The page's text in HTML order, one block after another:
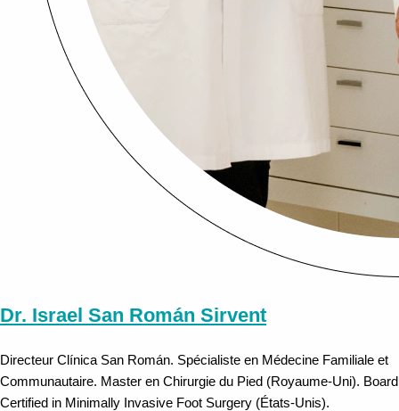
Dr. Israel San Román Sirvent
Directeur Clínica San Román. Spécialiste en Médecine Familiale et
Communautaire. Master en Chirurgie du Pied (Royaume-Uni). Board
Certified in Minimally Invasive Foot Surgery (États-Unis).